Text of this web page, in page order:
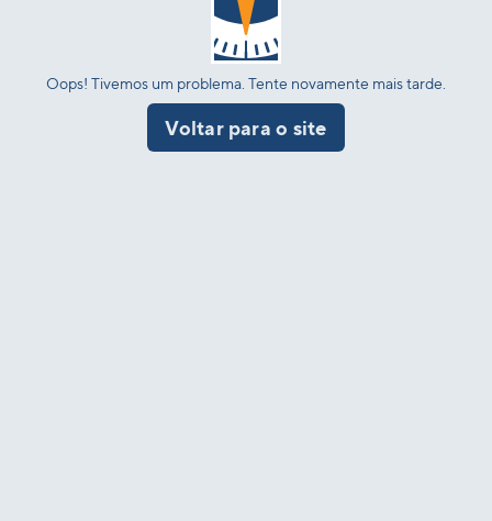
Oops! Tivemos um problema. Tente novamente mais tarde.
Voltar para o site